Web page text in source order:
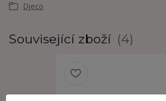
Djeco
Související zboží 4